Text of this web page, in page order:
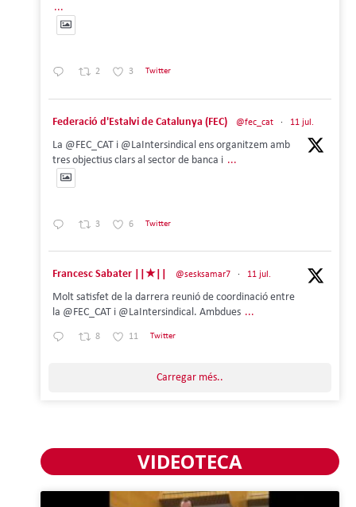
...
2 3 Twitter
Federació d'Estalvi de Catalunya (FEC) @fec_cat · 11 jul.
La @FEC_CAT i @LaIntersindical ens organitzem amb
tres objectius clars al sector de banca i ...
3 6 Twitter
Francesc Sabater ||★|| @sesksamar7 · 11 jul.
Molt satisfet de la darrera reunió de coordinació entre
la @FEC_CAT i @LaIntersindical. Ambdues ...
8 11 Twitter
Carregar més..
VIDEOTECA